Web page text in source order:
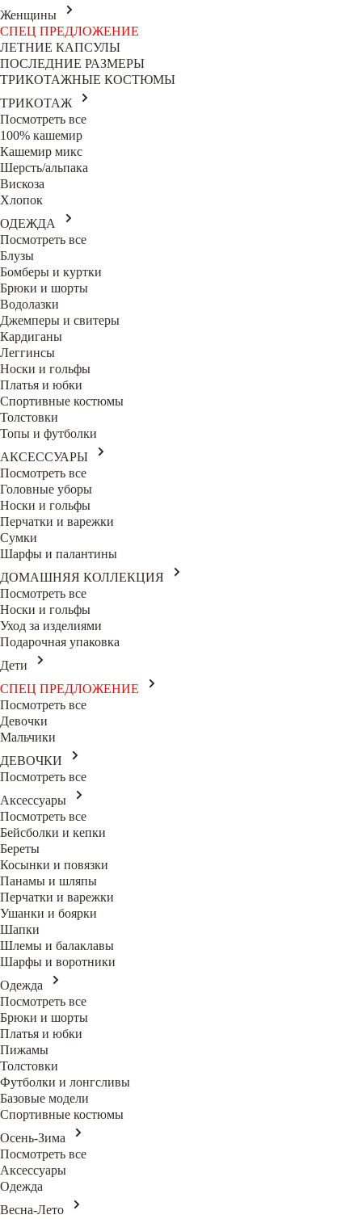
Женщины
СПЕЦ ПРЕДЛОЖЕНИЕ
ЛЕТНИЕ КАПСУЛЫ
ПОСЛЕДНИЕ РАЗМЕРЫ
ТРИКОТАЖНЫЕ КОСТЮМЫ
ТРИКОТАЖ
Посмотреть все
100% кашемир
Кашемир микс
Шерсть/альпака
Вискоза
Хлопок
ОДЕЖДА
Посмотреть все
Блузы
Бомберы и куртки
Брюки и шорты
Водолазки
Джемперы и свитеры
Кардиганы
Леггинсы
Носки и гольфы
Платья и юбки
Спортивные костюмы
Толстовки
Топы и футболки
АКСЕССУАРЫ
Посмотреть все
Головные уборы
Носки и гольфы
Перчатки и варежки
Сумки
Шарфы и палантины
ДОМАШНЯЯ КОЛЛЕКЦИЯ
Посмотреть все
Носки и гольфы
Уход за изделиями
Подарочная упаковка
Дети
СПЕЦ ПРЕДЛОЖЕНИЕ
Посмотреть все
Девочки
Мальчики
ДЕВОЧКИ
Посмотреть все
Аксессуары
Посмотреть все
Бейсболки и кепки
Береты
Косынки и повязки
Панамы и шляпы
Перчатки и варежки
Ушанки и боярки
Шапки
Шлемы и балаклавы
Шарфы и воротники
Одежда
Посмотреть все
Брюки и шорты
Платья и юбки
Пижамы
Толстовки
Футболки и лонгсливы
Базовые модели
Спортивные костюмы
Осень-Зима
Посмотреть все
Аксессуары
Одежда
Весна-Лето